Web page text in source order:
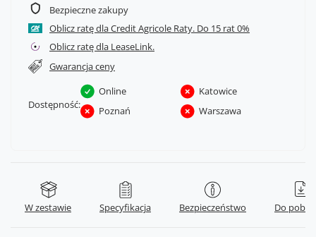
Bezpieczne zakupy
Oblicz ratę dla Credit Agricole Raty.
Oblicz ratę dla LeaseLink.
Gwarancja ceny
Dostępność:
Online
Katowice
Poznań
Warszawa
W zestawie Specyfikacja Bezpieczeństwo Do